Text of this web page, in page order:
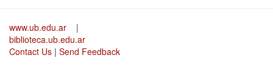
www.ub.edu.ar
|
biblioteca.ub.edu.ar
Contact Us | Send Feedback